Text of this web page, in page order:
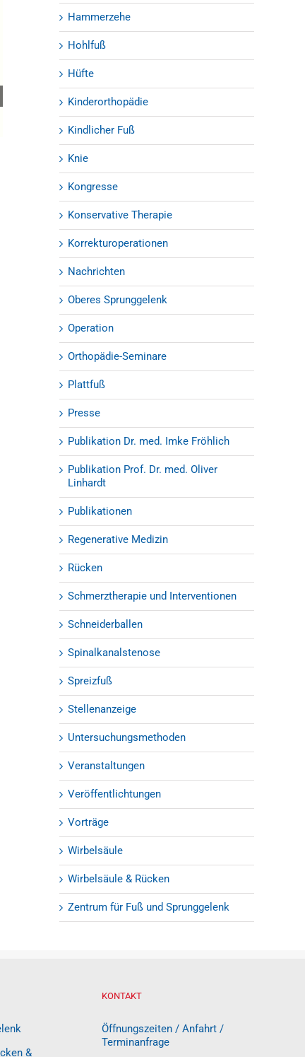
OZA Update 2019 – Orthopädie-
Kolloquium
Hammerzehe
Hohlfuß
Hüfte
Kinderorthopädie
Kindlicher Fuß
Knie
Kongresse
Konservative Therapie
Korrekturoperationen
Nachrichten
Oberes Sprunggelenk
Operation
Orthopädie-Seminare
Plattfuß
Presse
Publikation Dr. med. Imke Fröhlich
Publikation Prof. Dr. med. Oliver
Linhardt
Publikationen
Regenerative Medizin
Rücken
Schmerztherapie und Interventionen
Schneiderballen
Spinalkanalstenose
Spreizfuß
Stellenanzeige
Untersuchungsmethoden
Veranstaltungen
Veröffentlichtungen
Vorträge
Wirbelsäule
Wirbelsäule & Rücken
Zentrum für Fuß und Sprunggelenk
&
KONTAKT
Öffnungszeiten / Anfahrt /
Terminanfrage